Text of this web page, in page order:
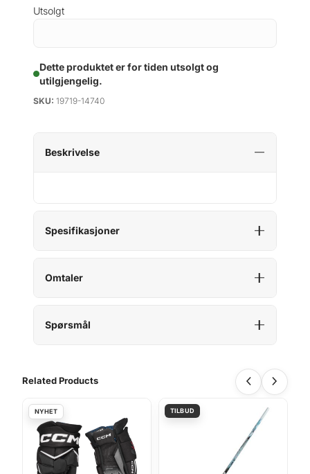
Utsolgt
Dette produktet er for tiden utsolgt og
utilgjengelig.
SKU: 19719-14740
Beskrivelse
Spesifikasjoner
Omtaler
Spørsmål
Related Products